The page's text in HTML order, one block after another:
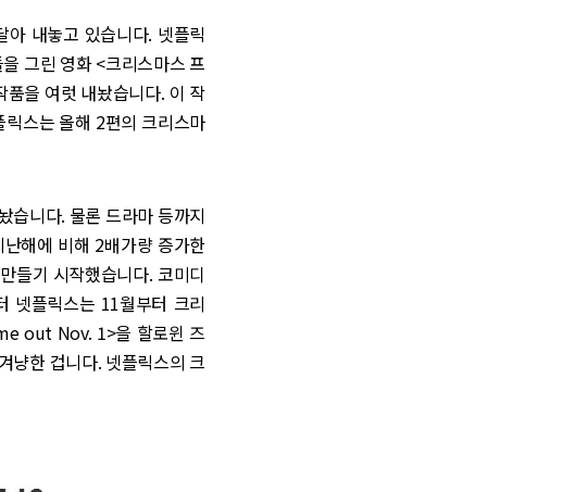
내놓고 있습니다. 넷플릭
그린 영화 <크리스마스 프
을 여럿 내놨습니다. 이 작
스는 올해 2편의 크리스마
습니다. 물론 드라마 등까지
해에 비해 2배가량 증가한
들기 시작했습니다. 코미디
넷플릭스는 11월부터 크리
out Nov. 1>을 할로윈 즈
냥한 겁니다. 넷플릭스의 크